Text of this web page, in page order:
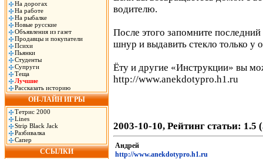
На дорогах
На работе
На рыбалке
Новые русские
Объявления из газет
Продавцы и покупатели
Психи
Пьянки
Студенты
Супруги
Теща
Лучшие
Рассказать историю
ОН-ЛАЙН ИГРЫ
Тетрис 2000
Lines
Strip Black Jack
Разбивалка
Сапер
ССЫЛКИ
водителю.
После этого запомните
шнур и выдавить стекло только
Ёту и другие «Инструкции» вы
http://www.anekdotypro.h1.ru
2003-10-10, Рейтинг статьи: 1.5
Андрей
http://www.anekdotypro.h1.ru